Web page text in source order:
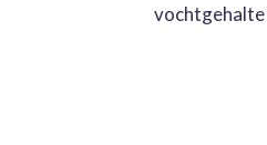
vochtgehalte